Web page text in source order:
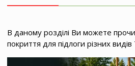
В даному розділі Ви можете
покриття для підлоги різних